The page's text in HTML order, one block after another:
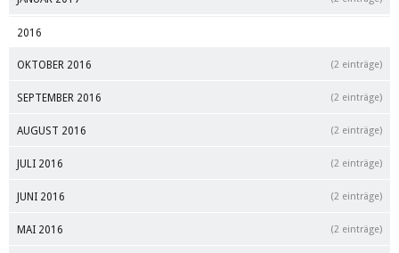
2016
OKTOBER 2016 (2 einträge)
SEPTEMBER 2016 (2 einträge)
AUGUST 2016 (2 einträge)
JULI 2016 (2 einträge)
JUNI 2016 (2 einträge)
MAI 2016 (2 einträge)